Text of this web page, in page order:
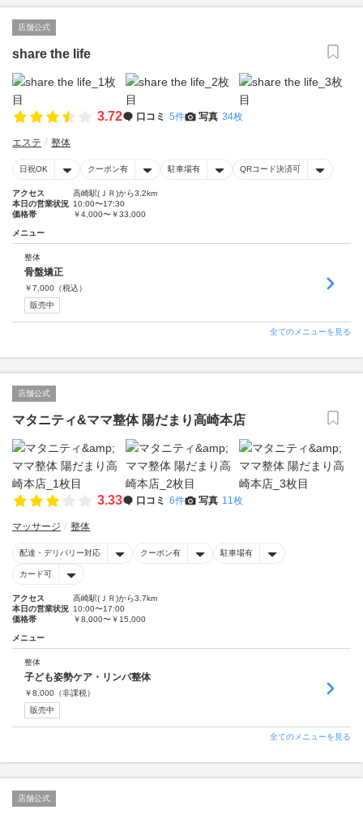
店舗公式
share the life
3.72 口コミ 5件 写真 34枚
エステ 整体
日祝OK クーポン有 駐車場有 QRコード決済可
アクセス
高崎駅(ＪＲ)から3.2km
本日の営業状況 10:00〜17:30
価格帯
￥4,000〜￥33,000
メニュー
整体
骨盤矯正
￥7,000 （税込）
販売中
全てのメニューを見る
店舗公式
マタニティ&ママ整体 陽だまり高崎本店
3.33 口コミ 6件 写真 11枚
マッサージ 整体
配達・デリバリー対応 クーポン有 駐車場有
カード可
アクセス
高崎駅(ＪＲ)から3.7km
本日の営業状況 10:00〜17:00
価格帯
￥8,000〜￥15,000
メニュー
整体
子ども姿勢ケア・リンパ整体
￥8,000 （非課税）
販売中
全てのメニューを見る
店舗公式